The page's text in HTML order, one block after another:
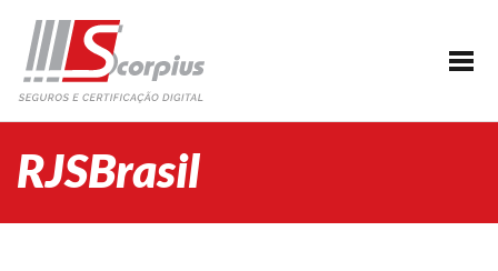
HOME
EMPRESA
AGENDAMENTO
SEGUROS
RJSBrasil